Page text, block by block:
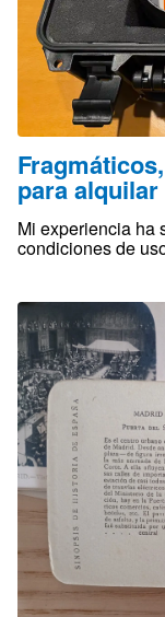
para
Mi experiencia ha
condiciones de